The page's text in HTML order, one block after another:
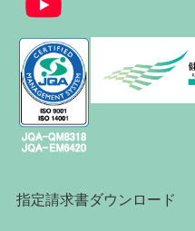
指定請求書ダウンロード